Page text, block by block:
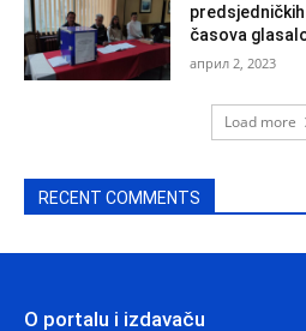
časova
април 2, 2023
Load more
RECENT COMMENTS
O portalu i izdavaču